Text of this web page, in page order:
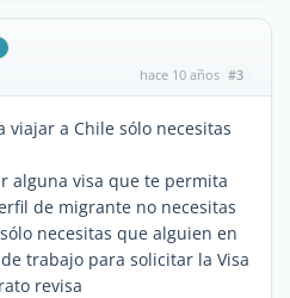
hace 10 años #3
viajar a Chile sólo necesitas
alguna visa que te permita
de migrante no necesitas
necesitas que alguien en
trabajo para solicitar la Visa
revisa